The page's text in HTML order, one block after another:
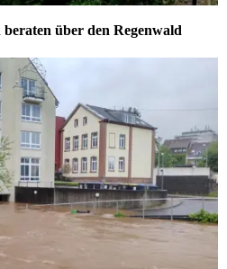
über den Regenwald